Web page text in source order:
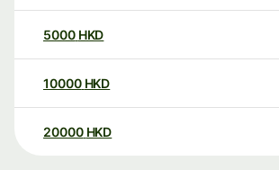
5000 HKD
10000 HKD
20000 HKD